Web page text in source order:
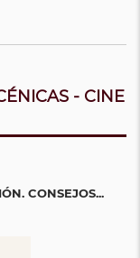
- CINE
CONSEJOS...